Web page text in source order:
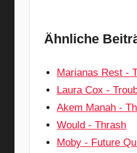
Ähnliche
Marianas Rest -
Laura Cox -
Akem Manah -
Would - Thrash
Moby - Future